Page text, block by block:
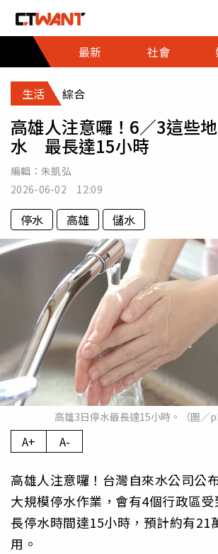
最新
社會
生活 綜合
高雄人注意囉！6／3這些
水 最長達15小時
編輯： 朱凱弘
2026-06-02 12:09
停水 高雄 儲水
高雄3日停水最長達15小時。（圖／
A+ A-
高雄人注意囉！台灣自來水公司公
大規模停水作業，會有4個行政區
長停水時間達15小時，預計約有21
用。